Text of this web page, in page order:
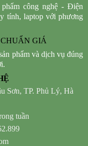
công nghệ - Điện
tính, laptop với phương
GIÁ
phẩm và dịch vụ đúng
Sơn, TP. Phủ Lý, Hà
tuần